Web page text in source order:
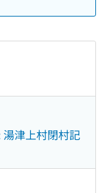
津上村閉村記